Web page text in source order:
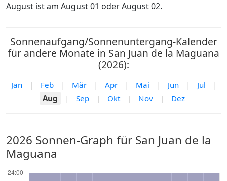
August ist am August 01 oder August 02.
Sonnenaufgang/Sonnenuntergang-Kalender
für andere Monate in San Juan de la Maguana
(2026):
Jan | Feb | Mär | Apr | Mai | Jun | Jul
|
Aug
| Sep | Okt | Nov | Dez
2026 Sonnen-Graph für San Juan de la
Maguana